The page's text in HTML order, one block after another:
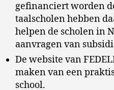
gefinanciert worden
taalscholen hebben
helpen de scholen in
aanvragen van
De website van
maken van een
school.